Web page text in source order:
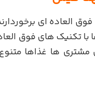
العاده ای
با تکنیک های فوق
مشتری ها غذاها